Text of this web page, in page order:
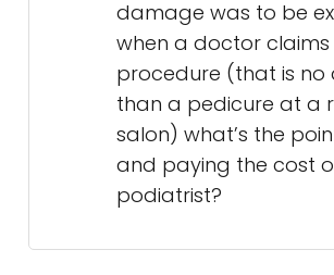
damage was to be
when a doctor
procedure (that is no
than a pedicure at a
salon) what’s the
and paying the cost
podiatrist?